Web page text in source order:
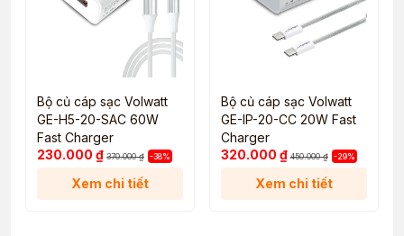
Bộ củ cáp sạc Volwatt
GE-H5-20-SAC 60W
Fast Charger
230.000 ₫ 370.000₫ -38%
Xem chi tiết
Bộ củ cáp sạc Volwatt
GE-IP-20-CC 20W Fast
Charger
320.000 ₫ 450.000₫ -29%
Xem chi tiết